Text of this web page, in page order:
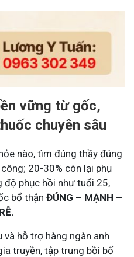
vững từ gốc,
chuyên sâu
nào, tìm đúng thầy đúng
20-30% còn lại phụ
độ phục hồi như tuổi 25,
bổ thận ĐÚNG – MẠNH –
và hỗ trợ hàng ngàn anh
truyền, tập trung bồi bổ